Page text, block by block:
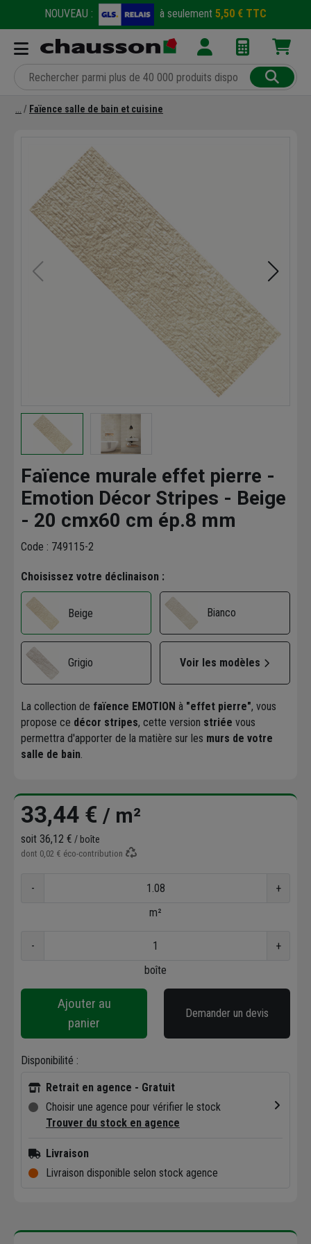
NOUVEAU : à seulement 5,50 € TTC
Faïence salle de bain et cuisine
Faïence murale effet pierre -
Emotion Décor Stripes - Beige
- 20 cmx60 cm ép.8 mm
Code : 749115-2
Choisissez votre déclinaison :
Beige Bianco
Grigio Voir les modèles
La collection de faïence EMOTION à "effet pierre", vous
propose ce décor stripes, cette version striée vous
permettra d'apporter de la matière sur les murs de votre
salle de bain.
33,44 € / m²
soit 36,12 € / boîte
dont 0,02 € éco-contribution
-
+
m²
-
+
boîte
Ajouter au
panier
Demander un devis
Disponibilité :
Retrait en agence - Gratuit
Choisir une agence pour vérifier le stock
Trouver du stock en agence
Livraison
Livraison disponible selon stock agence